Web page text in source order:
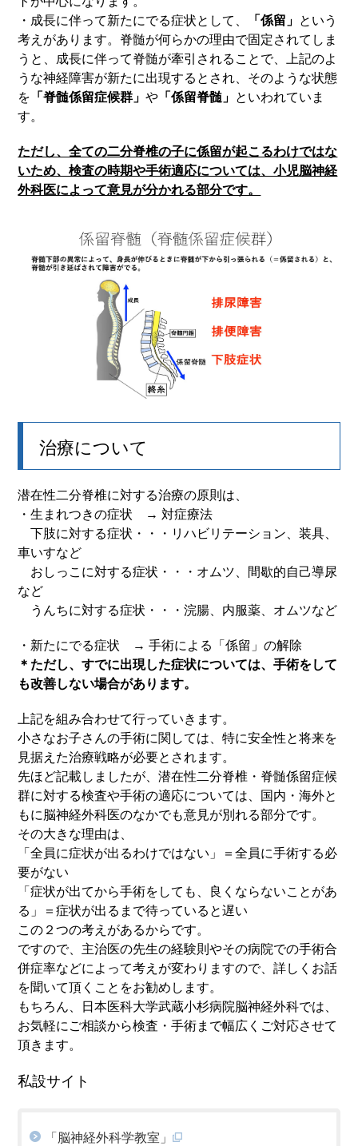
・成長に伴って新たにでる症状として、
「係留」 という
考えがあります。脊髄が何らかの理由で固定されてしま
うと、成長に伴って脊髄が牽引されることで、上記のよ
うな神経障害が新たに出現するとされ、そのような状態
を 「脊髄係留症候群」や 「係留脊髄」 といわれていま
す。
ただし、全ての二分脊椎の子に係留が起こるわけではな
いため、検査の時期や手術適応については、小児脳神経
外科医によって意見が分かれる部分です。
治療について
潜在性二分脊椎に対する治療の原則は、
・生まれつきの症状 → 対症療法
下肢に対する症状・・・リハビリテーション、装具、
車いすなど
おしっこに対する症状・・・オムツ、間歇的自己導尿
など
うんちに対する症状・・・浣腸、内服薬、オムツなど
・ 新たにでる症状 → 手術による「係留」の解除
＊ただし、すでに出現した症状については、手術をして
も改善しない場合があります。
上記を組み合わせて行っていきます。
小さなお子さんの手術に関しては、特に安全性と将来を
見据えた治療戦略が必要とされます。
先ほど記載しましたが、潜在性二分脊椎・脊髄係留症候
群に対する検査や手術の適応については、国内・海外と
もに脳神経外科医のなかでも意見が別れる部分です。
その大きな理由は、
「全員に症状が出るわけではない」＝全員に手術する必
要がない
「症状が出てから手術をしても、良くならないことがあ
る」＝症状が出るまで待っていると遅い
この２つの考えがあるからです。
ですので、主治医の先生の経験則やその病院での手術合
併症率などによって考えが変わりますので、詳しくお話
を聞いて頂くことをお勧めします。
もちろん、日本医科大学武蔵小杉病院脳神経外科では、
お気軽にご相談から検査・手術まで幅広くご対応させて
頂きます。
私設サイト
「脳神経外科学教室」